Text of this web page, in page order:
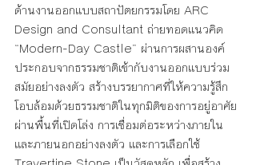
ด้านงานออกแบบสถาปัตยกรรมโดย ARC
Design and Consultant ถ่ายทอดแนวคิด
“Modern-Day Castle” ผ่านการผสานองค์
ประกอบจากธรรมชาติเข้ากับงานออกแบบร่วม
สมัยอย่างลงตัว สร้างบรรยากาศที่ให้ความรู้สึก
โอบล้อมด้วยธรรมชาติในทุกมิติของการอยู่อาศัย
ผ่านพื้นที่เปิดโล่ง การเชื่อมต่อระหว่างภายใน
และภายนอกอย่างลงตัว และการเลือกใช้